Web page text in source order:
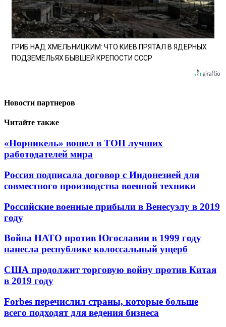
ГРИБ НАД ХМЕЛЬНИЦКИМ: ЧТО КИЕВ ПРЯТАЛ В ЯДЕРНЫХ
ПОДЗЕМЕЛЬЯХ БЫВШЕЙ КРЕПОСТИ СССР
Новости партнеров
Читайте также
«Норникель» вошел в ТОП лучших
работодателей мира
Россия подписала договор с Индонезией для
совместного производства военной техники
Российские военные прибыли в Венесуэлу в 2019
году
Война НАТО против Югославии в 1999 году
нанесла республике колоссальный ущерб
США продолжит торговую войну против Китая
в 2019 году
Forbes перечислил страны, которые больше
всего подходят для ведения бизнеса